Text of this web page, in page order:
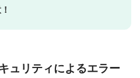
ュリティによるエラー